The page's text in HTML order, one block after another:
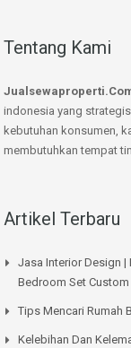
Tentang Kami
indonesia yang
kebutuhan konsumen,
membutuhkan tempat
Artikel Terbaru
Jasa Interior Design |
Bedroom Set Custom
Tips Mencari Rumah
Kelebihan Dan